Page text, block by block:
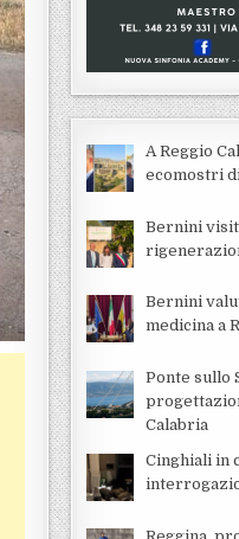
A Reggio
ecomostri
Bernini
Bernini
medicina a
Ponte sullo
Calabria
Cinghiali in